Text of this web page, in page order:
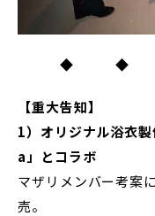
◆ ◆
【重大告知】
1）オリジナル浴衣
a」とコラボ
マザリメンバー考案
売。